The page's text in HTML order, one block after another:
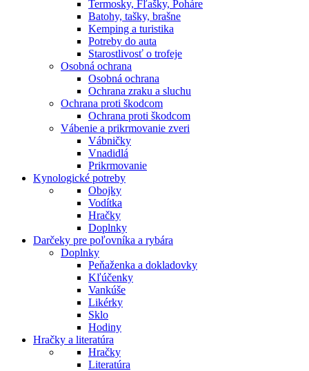
Termosky, Fľašky, Poháre
Batohy, tašky, brašne
Kemping a turistika
Potreby do auta
Starostlivosť o trofeje
Osobná ochrana
Osobná ochrana
Ochrana zraku a sluchu
Ochrana proti škodcom
Ochrana proti škodcom
Vábenie a prikrmovanie zveri
Vábničky
Vnadidlá
Prikrmovanie
Kynologické potreby
Obojky
Vodítka
Hračky
Doplnky
Darčeky pre poľovníka a rybára
Doplnky
Peňaženka a dokladovky
Kľúčenky
Vankúše
Likérky
Sklo
Hodiny
Hračky a literatúra
Hračky
Literatúra